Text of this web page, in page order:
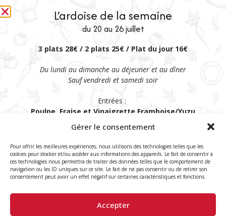
Gérer le consentement
Pour offrir les meilleures expériences, nous utilisons des technologies telles que les
cookies pour stocker et/ou accéder aux informations des appareils. Le fait de consentir à
ces technologies nous permettra de traiter des données telles que le comportement de
navigation ou les ID uniques sur ce site. Le fait de ne pas consentir ou de retirer son
consentement peut avoir un effet négatif sur certaines caractéristiques et fonctions.
Accepter
Lundi-Vendredi : 12:00 – 13:45 & 19:00 – 21:30
Samedi-Dimanche : 12:00 – 14:15 & 19:00 – 21:30
Copyright © 2026 Le Pré aux Clercs, tous droits réservés.
Mentions légalesPolitique de confidentialitéPolitique de cookies
Site réalisé par VBAUDRY
L’ardoise de la semaine
du 20 au 26 juillet
3 plats 28€ / 2 plats 25€ / Plat du jour 16€
Du lundi au dimanche au déjeuner et au dîner
Sauf vendredi et samedi soir
Entrées :
Poulpe, Fraise et Vinaigrette Framboise/Yuzu
Yaourt Grec et Jeunes Pousses
ou
Cromesquis d’Andouillette, Sabayon à la Moutarde
Plats
Mi-Cuit de Thon, Sauce Vierge aux Herbes,
ou
Filet Mignon de Cochon, Sauce Chasseur,